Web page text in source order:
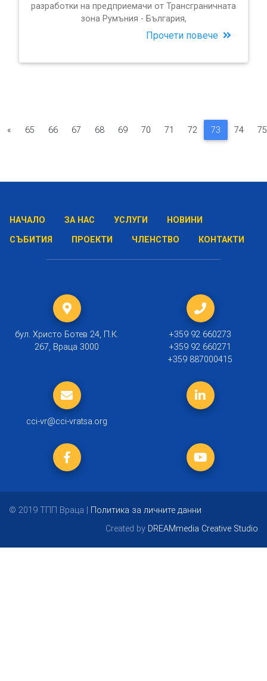
разработки на предприемачи от Трансграничната
зона Румъния - България,
Прочети повече
« 65 66 67 68 69 70 71 72 73 74 75
НАЧАЛО ЗА НАС УСЛУГИ
НОВИНИ
СЪБИТИЯ
ПРОЕКТИ ЧЛЕНСТВО КОНТАКТИ
бул. Христо Ботев 24, П.К.
267, Враца 3000
+359 92 660273
+359 92 660271
+359 887000415
cci-vr@cci-vratsa.org
© 2019 ТПП Враца | Политика за личните данни
Created by DREAMmedia Creative Studio